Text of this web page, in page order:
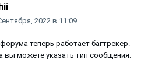
2022 в 11:09
теперь работает багтрекер.
вы можете указать тип сообщения: